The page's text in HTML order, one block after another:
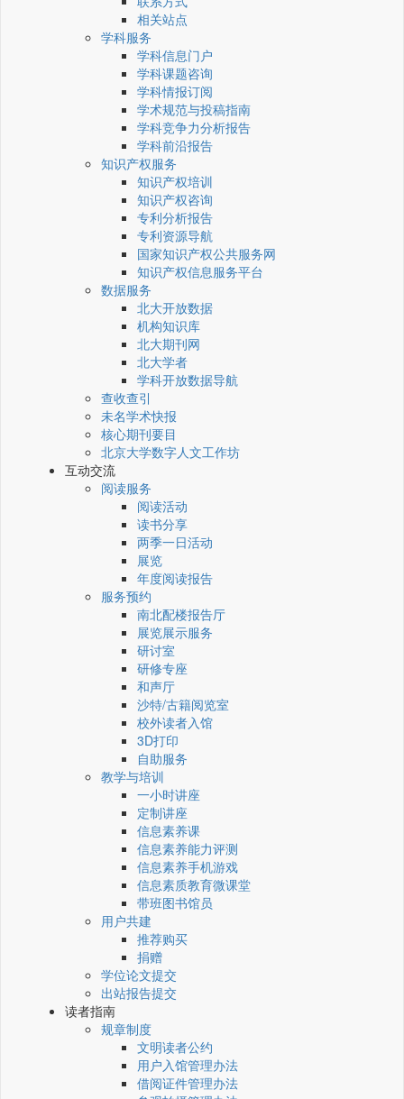
相关站点
学科服务
学科信息门户
学科课题咨询
学科情报订阅
学术规范与投稿指南
学科竞争力分析报告
学科前沿报告
知识产权服务
知识产权培训
知识产权咨询
专利分析报告
专利资源导航
国家知识产权公共服务网
知识产权信息服务平台
数据服务
北大开放数据
机构知识库
北大期刊网
北大学者
学科开放数据导航
查收查引
未名学术快报
核心期刊要目
北京大学数字人文工作坊
互动交流
阅读服务
阅读活动
读书分享
两季一日活动
展览
年度阅读报告
服务预约
南北配楼报告厅
展览展示服务
研讨室
研修专座
和声厅
沙特/古籍阅览室
校外读者入馆
3D打印
自助服务
教学与培训
一小时讲座
定制讲座
信息素养课
信息素养能力评测
信息素养手机游戏
信息素质教育微课堂
带班图书馆员
用户共建
推荐购买
捐赠
学位论文提交
出站报告提交
读者指南
规章制度
文明读者公约
用户入馆管理办法
借阅证件管理办法